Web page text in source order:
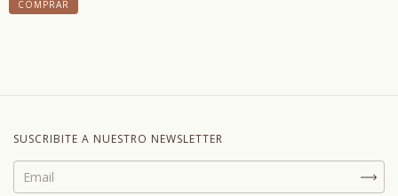
SUSCRIBITE A NUESTRO NEWSLETTER